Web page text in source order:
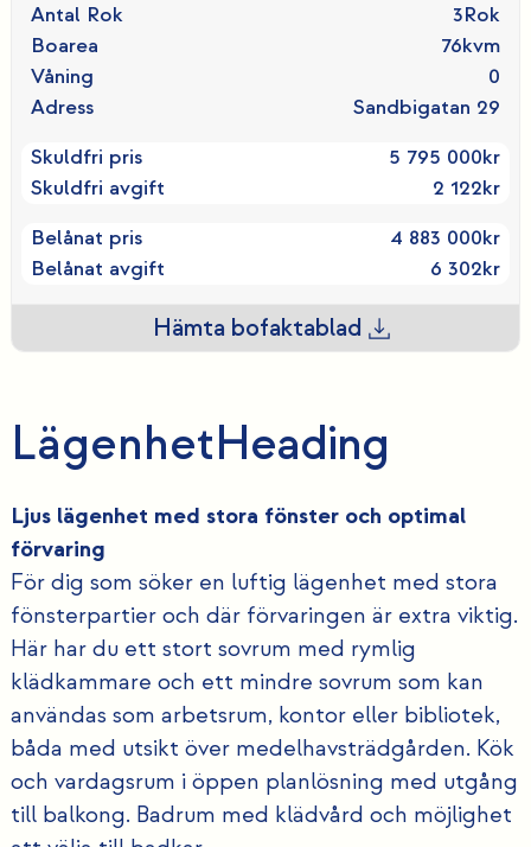
Antal Rok
3Rok
Boarea
76kvm
Våning
0
Adress
Sandbigatan 29
Skuldfri pris
5 795 000kr
Skuldfri avgift
2 122kr
Belånat pris
4 883 000kr
Belånat avgift
6 302kr
Hämta bofaktablad
LägenhetHeading
Ljus lägenhet med stora fönster och optimal
förvaring
För dig som söker en luftig lägenhet med stora
fönsterpartier och där förvaringen är extra viktig.
Här har du ett stort sovrum med rymlig
klädkammare och ett mindre sovrum som kan
användas som arbetsrum, kontor eller bibliotek,
båda med utsikt över medelhavsträdgården. Kök
och vardagsrum i öppen planlösning med utgång
till balkong. Badrum med klädvård och möjlighet